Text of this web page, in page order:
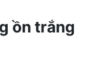
ồn trắng